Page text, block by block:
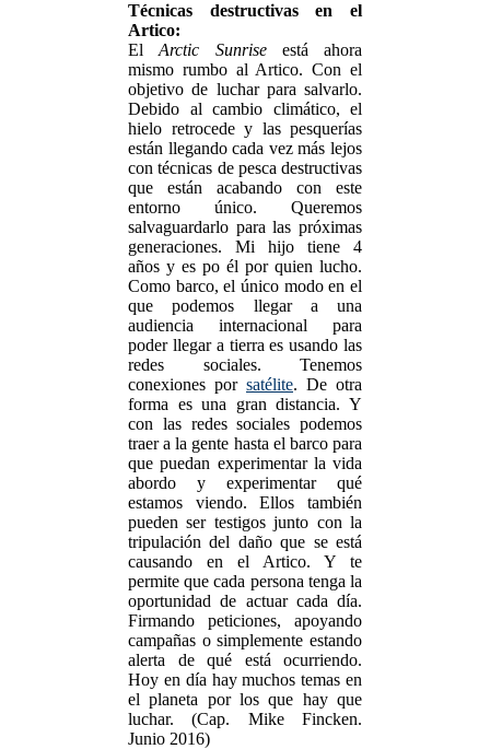
Técnicas destructivas en el
Artico:
ElArctic Sunriseestá ahora
mismo rumbo al Artico. Con el
objetivo de luchar para salvarlo.
Debido al cambio climático, el
hielo retrocede y las pesquerías
están llegando cada vez más lejos
con técnicas de pesca destructivas
que están acabando con este
entorno único. Queremos
salvaguardarlo para las próximas
generaciones. Mi hijo tiene 4
años y es po él por quien lucho.
Como barco, el único modo en el
que podemos llegar a una
audiencia internacional para
poder llegar a tierra es usando las
redes sociales. Tenemos
conexiones por satélite. De otra
forma es una gran distancia. Y
con las redes sociales podemos
traer a la gente hasta el barco para
que puedan experimentar la vida
abordo y experimentar qué
estamos viendo. Ellos también
pueden ser testigos junto con la
tripulación del daño que se está
causando en el Artico. Y te
permite que cada persona tenga la
oportunidad de actuar cada día.
Firmando peticiones, apoyando
campañas o simplemente estando
alerta de qué está ocurriendo.
Hoy en día hay muchos temas en
el planeta por los que hay que
luchar. (Cap. Mike Fincken.
Junio 2016)